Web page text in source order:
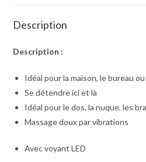
Description
Description :
Idéal pour la maison, le bureau
Se détendre ici et là
Idéal pour le dos, la nuque, les
Massage doux par vibrations
Avec voyant LED